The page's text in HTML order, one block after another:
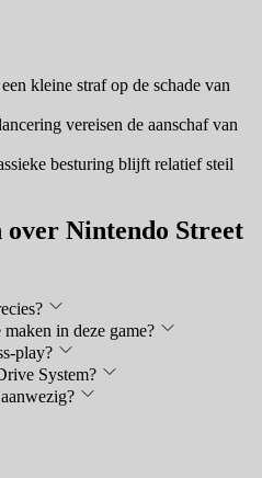
kleine straf op de schade van
vereisen de aanschaf van
besturing blijft relatief steil
over Nintendo Street
in deze game?
play?
System?